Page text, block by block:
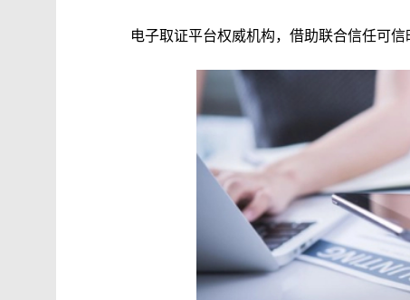
电子取证平台权威机构，借助联合信任可